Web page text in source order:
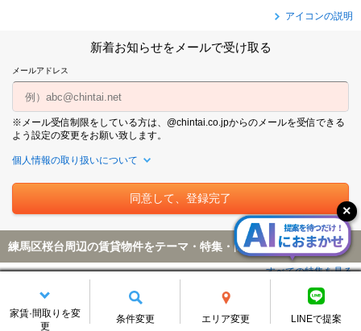
家賃·間取りを変
更
条件変更 エリア変更 LINEで提案
アイコンの説明
新着お知らせをメールで受け取る
メールアドレス
※メール受信制限をしている方は、@chintai.co.jpからのメールを受信できる
よう設定の変更をお願い致します。
個人情報の取り扱いについて
練馬区桜台周辺の賃貸物件をテーマ・特集・間取りから探す
すべての特集を見る
初期費用・家賃
敷金礼金なし 初期費用が安い フリーレント 仲介手数料無料